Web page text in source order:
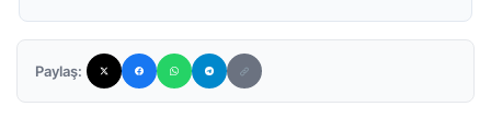
Paylaş: